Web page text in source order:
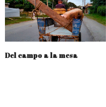
Del campo a la mesa